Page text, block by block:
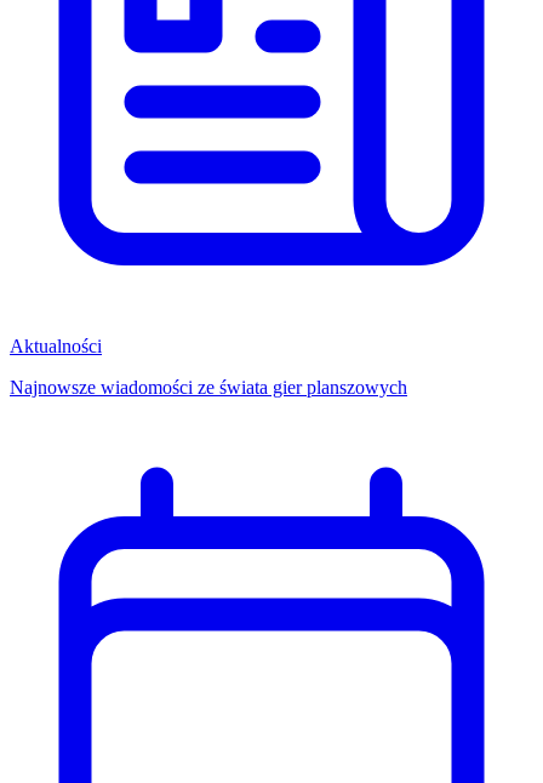
Aktualności
Najnowsze wiadomości ze świata gier planszowych